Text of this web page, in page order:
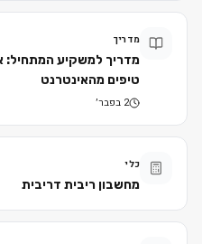
מדריך
מדריך למשקיע המתחיל:
טיפים מהאינטרנט
2 בפבר׳
כלי
מחשבון ריבית דריבית